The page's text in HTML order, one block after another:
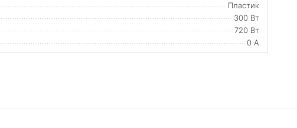
Пластик
300 Вт
720 Вт
0 А